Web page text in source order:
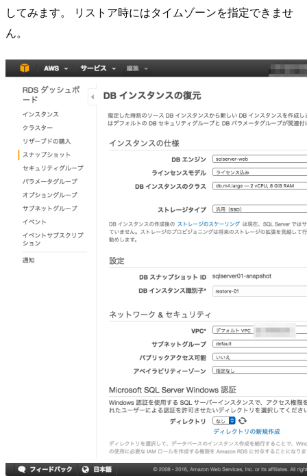
してみます。 リストア時にはタイムゾーンを指定できませ
ん。